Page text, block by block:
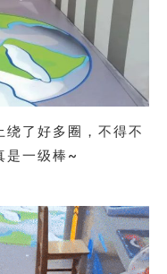
了好多圈，不得不
是一级棒~